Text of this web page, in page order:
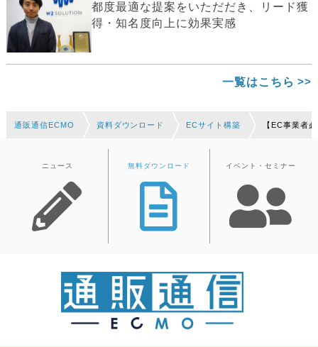
都度最適な提案をいただだき、リード獲
得・知名度向上に効果実感
一覧はこちら
通販通信ECMO 資料ダウンロード ECサイト構築 【EC事業者
ニュース 無料ダウンロード イベント・セミナー